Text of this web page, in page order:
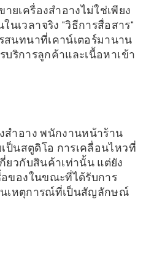
เครื่องสำอางไม่ใช่เพียง
เวลาจริง "วิธีการสื่อสาร"
สนทนาที่เคาน์เตอร์มานาน
ริการลูกค้าและเนื้อหาเข้า
สำอาง พนักงานหน้าร้าน
ป็นสตูดิโอ การเคลื่อนไหวที่
ยวกับสินค้าเท่านั้น แต่ยัง
ของในขณะที่ได้รับการ
นเหตุการณ์ที่เป็นสัญลักษณ์